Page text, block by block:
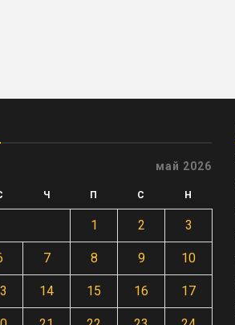
май 2026
Ч П С Н
1 2 3
7 8 9 10
14 15 16 17